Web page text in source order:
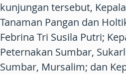
kunjungan tersebut,
Tanaman Pangan dan
Febrina Tri Susila Putri;
Peternakan Sumbar,
Sumbar, Mursalim; dan